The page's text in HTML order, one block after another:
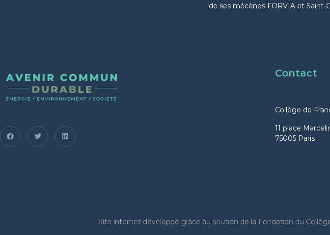
de ses mécènes FORVIA et Saint-
Contact
Collège de
11 place
75005 Paris
Site internetdéveloppé grâce au soutien de la Fondation du